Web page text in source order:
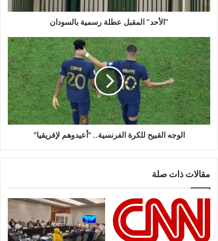
“الأحد” المقبل عطلة رسمية بالسودان
الوجه القبيح للكرة الفرنسية.. "أعيدوهم لإفريقيا"
مقالات ذات صلة